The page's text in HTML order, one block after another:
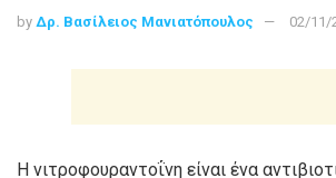
by Δρ. Βασίλειος Μανιατόπουλος 02/11/
Η νιτροφουραντοΐνη είναι ένα